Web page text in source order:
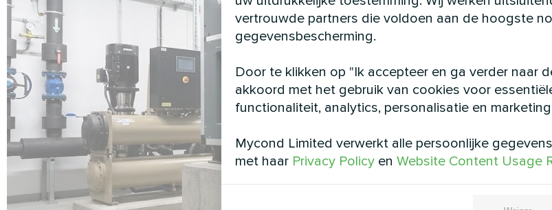
vertrouwde partners die voldoen aan de hoogste
gegevensbescherming.
Door te klikken op "Ik accepteer en ga verder naar
akkoord met het gebruik van cookies voor
functionaliteit, analytics, personalisatie en
Mycond Limited verwerkt alle persoonlijke
met haar Privacy Policy en Website Content Usage